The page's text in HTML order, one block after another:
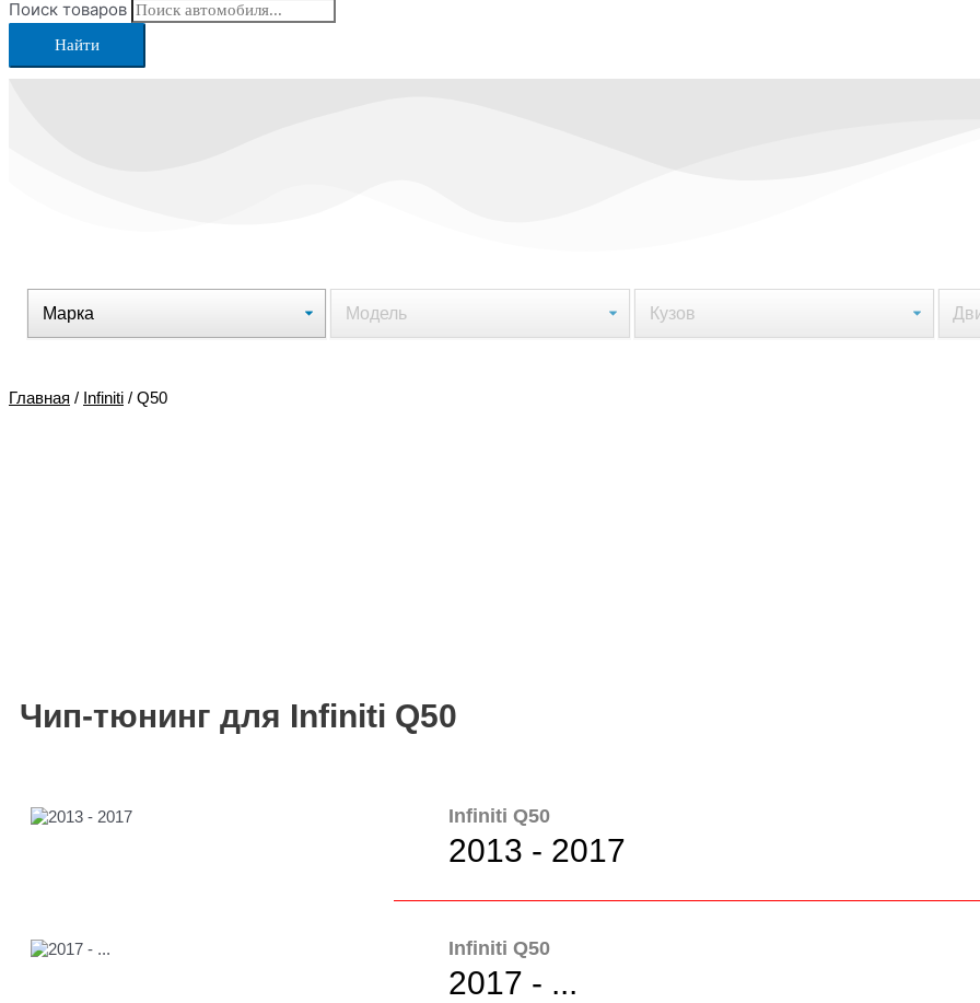
Поиск товаров
Найти
Главная / Infiniti / Q50
Чип-тюнинг для Infiniti Q50
Infiniti Q50
2013 - 2017
Infiniti Q50
2017 - ...